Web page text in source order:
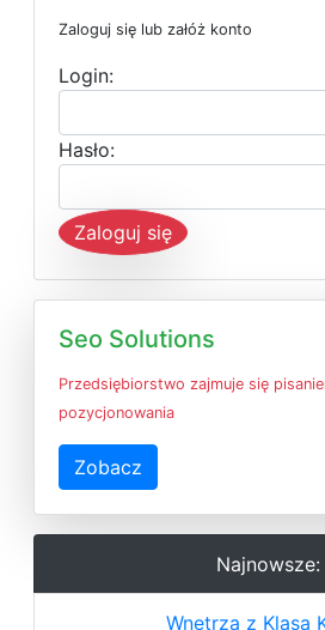
Zaloguj się lub załóż konto
Login:
Hasło:
Zaloguj się
Seo Solutions
Przedsiębiorstwo zajmuje się
pozycjonowania
Zobacz
Najnowsze:
Wnętrza z Klasą